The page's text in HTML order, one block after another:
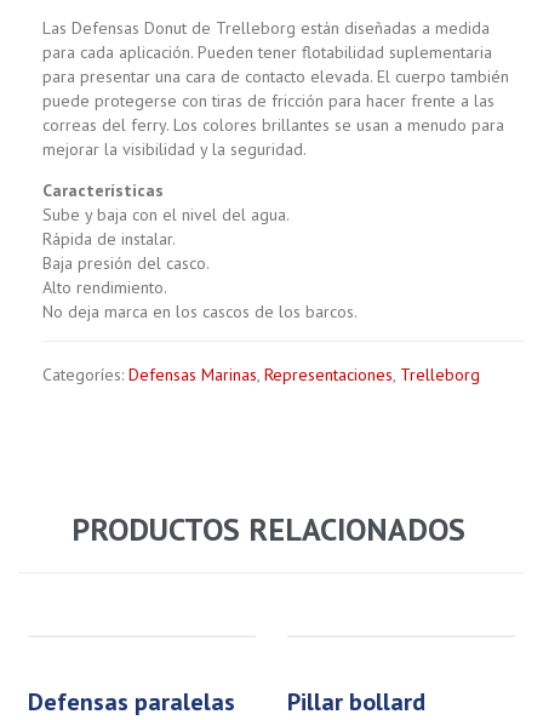
Las Defensas Donut de Trelleborg están diseñadas a medida
para cada aplicación. Pueden tener flotabilidad suplementaria
para presentar una cara de contacto elevada. El cuerpo también
puede protegerse con tiras de fricción para hacer frente a las
correas del ferry. Los colores brillantes se usan a menudo para
mejorar la visibilidad y la seguridad.
Características
Sube y baja con el nivel del agua.
Rápida de instalar.
Baja presión del casco.
Alto rendimiento.
No deja marca en los cascos de los barcos.
Categoríes: Defensas Marinas, Representaciones, Trelleborg
PRODUCTOS RELACIONADOS
defensas paralelas pillar bollard